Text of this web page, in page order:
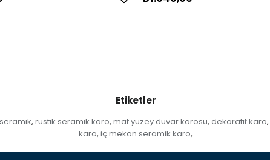
Etiketler
, rustik seramik karo, mat yüzey duvar karosu, dekoratif karo,
karo, iç mekan seramik karo,